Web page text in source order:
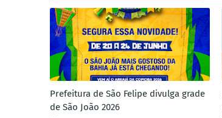
Prefeitura de São Felipe divulga grade
de São João 2026